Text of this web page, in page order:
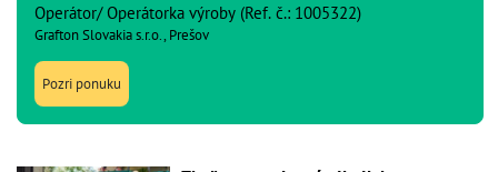
Operátor/ Operátorka výroby (Ref. č.: 1005322)
Grafton Slovakia s.r.o., Prešov
Pozri ponuku